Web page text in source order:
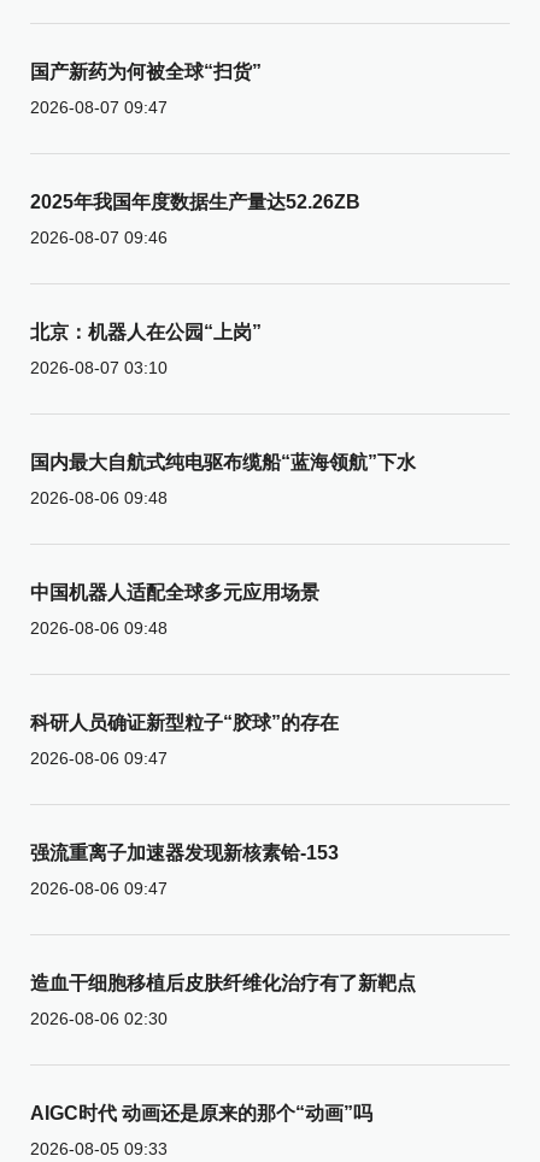
国产新药为何被全球“扫货”
2026-08-07 09:47
2025年我国年度数据生产量达52.26ZB
2026-08-07 09:46
北京：机器人在公园“上岗”
2026-08-07 03:10
国内最大自航式纯电驱布缆船“蓝海领航”下水
2026-08-06 09:48
中国机器人适配全球多元应用场景
2026-08-06 09:48
科研人员确证新型粒子“胶球”的存在
2026-08-06 09:47
强流重离子加速器发现新核素铪-153
2026-08-06 09:47
造血干细胞移植后皮肤纤维化治疗有了新靶点
2026-08-06 02:30
AIGC时代 动画还是原来的那个“动画”吗
2026-08-05 09:33